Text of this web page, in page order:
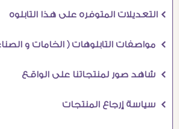
Ö التعديلات المتوفره على هذا التابلوه
Ö مواصفات التابلوهات ( الخامات و الصناعة )
Ö شاهد صور لمنتجاتنا على الواقع
Ö سياسة إرجاع المنتجات